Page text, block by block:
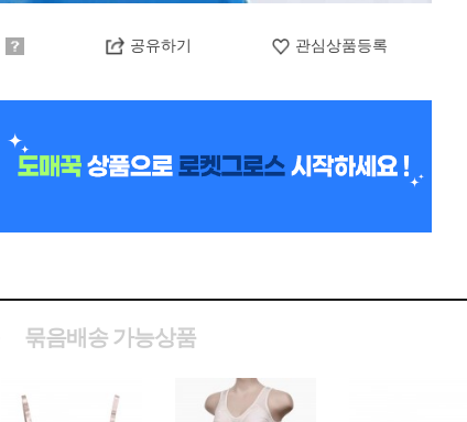
공유하기 관심상품등록
묶음배송 가능상품